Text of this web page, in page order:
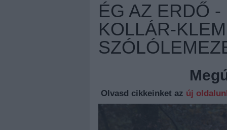
ÉG AZ ERDŐ
KOLLÁR-
Olvasd cikkeinket az új